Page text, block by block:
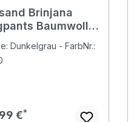
Brinjana
Baumwoll
Dunkelgrau - FarbNr.:
Preis:
€